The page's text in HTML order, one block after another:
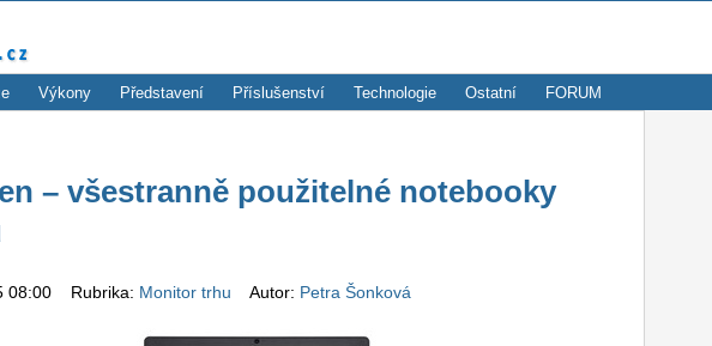
Výkony Představení Příslušenství Technologie Ostatní FORUM
– všestranně použitelné notebooky
08:00 Rubrika: Monitor trhu Autor: Petra Šonková